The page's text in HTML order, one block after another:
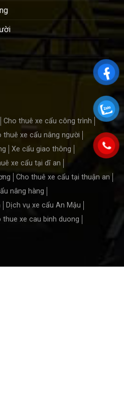
Cho thuê xe cẩu công trình
thuê xe cẩu nâng người
Xe cẩu giao thông
xe cẩu tại dĩ an
Cho thuê xe cẩu tại thuận an
nâng hàng
Dịch vụ xe cẩu An Mậu
thue xe cau binh duong